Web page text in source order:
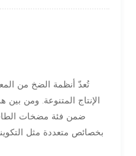
تُعدّ أنظمة الضخ من
الإنتاج المتنوعة. ومن
ضمن فئة مضخات
بخصائص متعددة مثل